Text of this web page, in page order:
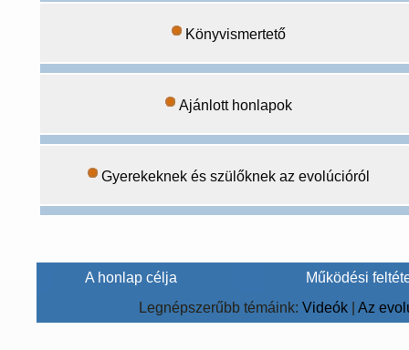
Könyvismertető
Ajánlott honlapok
Gyerekeknek és szülőknek az evolúcióról
A honlap célja Működési
Legnépszerűbb témáink: Videók| Az